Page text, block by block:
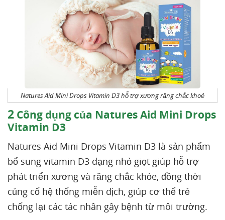
Natures Aid Mini Drops Vitamin D3 hỗ trợ xương răng chắc khoẻ
2 Công dụng của Natures Aid Mini Drops
Vitamin D3
Natures Aid Mini Drops Vitamin D3 là sản phẩm
bổ sung vitamin D3 dạng nhỏ giọt giúp hỗ trợ
phát triển xương và răng chắc khỏe, đồng thời
củng cố hệ thống miễn dịch, giúp cơ thể trẻ
chống lại các tác nhân gây bệnh từ môi trường.